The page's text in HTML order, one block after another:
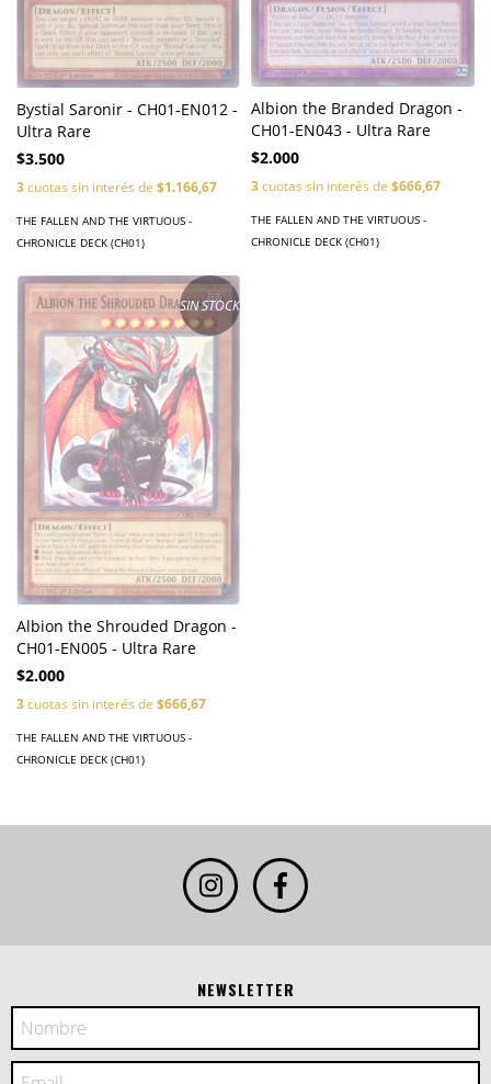
Bystial Saronir - CH01-EN012 -
Ultra Rare
$3.500
3cuotas sin interés de $1.166,67
THE FALLEN AND THE VIRTUOUS -
CHRONICLE DECK (CH01)
Albion the Branded Dragon -
CH01-EN043 - Ultra Rare
$2.000
3cuotas sin interés de $666,67
THE FALLEN AND THE VIRTUOUS -
CHRONICLE DECK (CH01)
SIN STOCK
Albion the Shrouded Dragon -
CH01-EN005 - Ultra Rare
$2.000
3cuotas sin interés de $666,67
THE FALLEN AND THE VIRTUOUS -
CHRONICLE DECK (CH01)
NEWSLETTER